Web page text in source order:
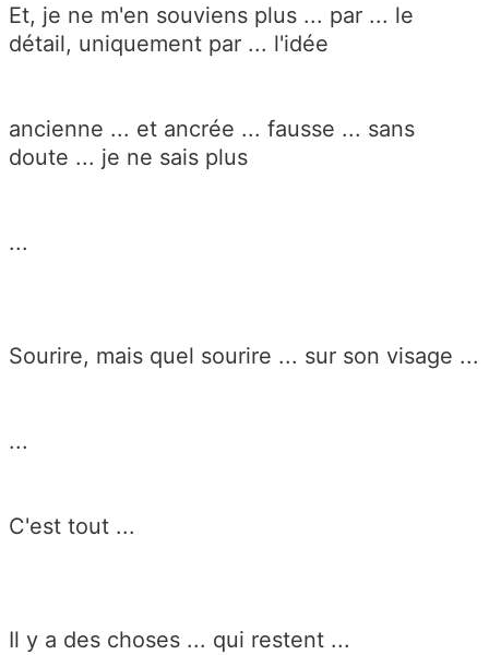
Et, je ne m'en souviens plus ... par ... le
détail, uniquement par ... l'idée
ancienne ... et ancrée ... fausse ... sans
doute ... je ne sais plus
...
Sourire, mais quel sourire ... sur son visage ...
...
C'est tout ...
Il y a des choses ... qui restent ...